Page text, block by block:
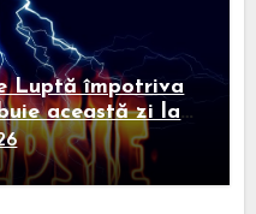
Luptă împotriva
această zi la
persoanelor